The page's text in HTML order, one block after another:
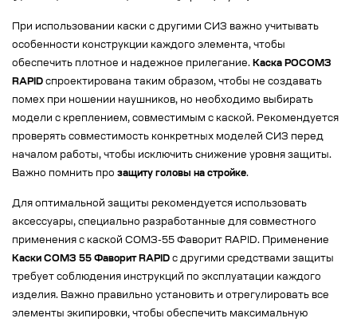
При использовании каски с другими СИЗ важно учитывать
особенности конструкции каждого элемента, чтобы
обеспечить плотное и надежное прилегание. Каска РОСОМЗ
RAPID спроектирована таким образом, чтобы не создавать
помех при ношении наушников, но необходимо выбирать
модели с креплением, совместимым с каской. Рекомендуется
проверять совместимость конкретных моделей СИЗ перед
началом работы, чтобы исключить снижение уровня защиты.
Важно помнить про защиту головы на стройке.
Для оптимальной защиты рекомендуется использовать
аксессуары, специально разработанные для совместного
применения с каской СОМЗ-55 Фаворит RAPID. Применение
Каски СОМЗ 55 Фаворит RAPID с другими средствами защиты
требует соблюдения инструкций по эксплуатации каждого
изделия. Важно правильно установить и отрегулировать все
элементы экипировки, чтобы обеспечить максимальную